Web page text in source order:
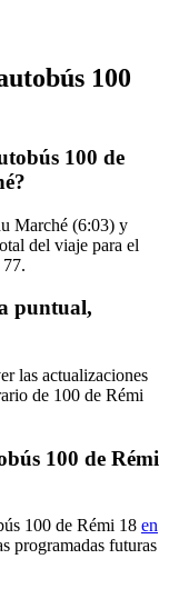
100
100 de
Marché (6:03) y
del viaje para el
puntual,
las actualizaciones
de 100 de Rémi
100 de Rémi
100 de Rémi 18 en
programadas futuras